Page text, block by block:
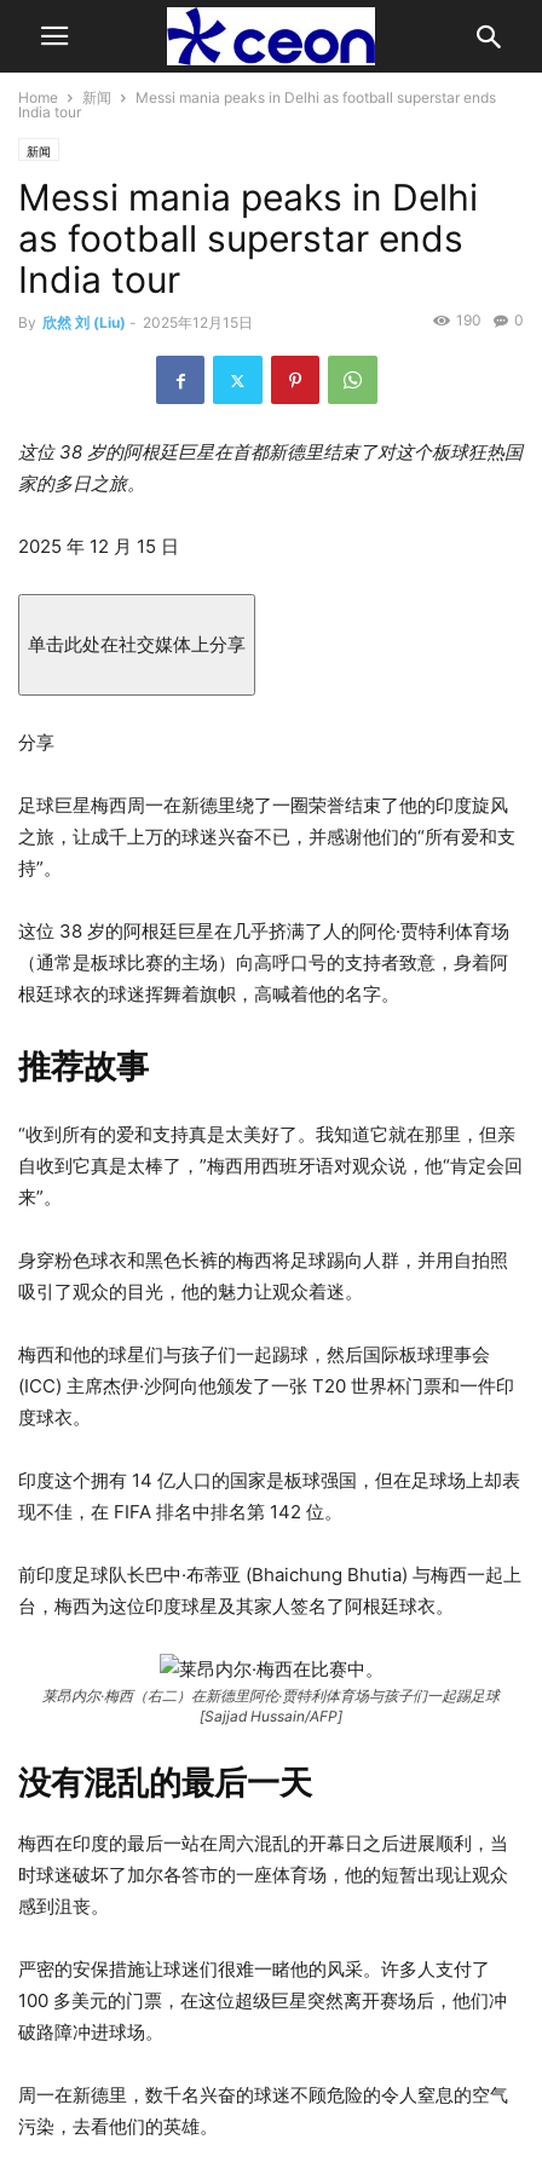
Home 新闻
Messi mania peaks in Delhi as football superstar ends
India tour
新闻
Messi mania peaks in Delhi
as football superstar ends
India tour
By 欣然 刘 (Liu) - 2025年12月15日 0
190
这位 38 岁的阿根廷巨星在首都新德里结束了对这个板球狂热国
家的多日之旅。
发
2025
12
月
日
2025 年 12 月 15 日
单击此处在社交媒体上分享
分享
足球巨星梅西周一在新德里绕了一圈荣誉结束了他的印度旋风
之旅，让成千上万的球迷兴奋不已，并感谢他们的“所有爱和支
持”。
这位 38 岁的阿根廷巨星在几乎挤满了人的阿伦·贾特利体育场
（通常是板球比赛的主场）向高呼口号的支持者致意，身着阿
根廷球衣的球迷挥舞着旗帜，高喊着他的名字。
推荐故事
4
项
清
列
表
末
“收到所有的爱和支持真是太美好了。我知道它就在那里，但亲
自收到它真是太棒了，”梅西用西班牙语对观众说，他“肯定会回
来”。
身穿粉色球衣和黑色长裤的梅西将足球踢向人群，并用自拍照
吸引了观众的目光，他的魅力让观众着迷。
梅西和他的球星们与孩子们一起踢球，然后国际板球理事会
(ICC) 主席杰伊·沙阿向他颁发了一张 T20 世界杯门票和一件印
度球衣。
印度这个拥有 14 亿人口的国家是板球强国，但在足球场上却表
现不佳，在 FIFA 排名中排名第 142 位。
前印度足球队长巴中·布蒂亚 (Bhaichung Bhutia) 与梅西一起上
台，梅西为这位印度球星及其家人签名了阿根廷球衣。
莱昂内尔·梅西（右二）在新德里阿伦·贾特利体育场与孩子们一起踢足球
[Sajjad Hussain/AFP]
没有混乱的最后一天
梅西在印度的最后一站在周六混乱的开幕日之后进展顺利，当
时球迷破坏了加尔各答市的一座体育场，他的短暂出现让观众
感到沮丧。
严密的安保措施让球迷们很难一睹他的风采。许多人支付了
100 多美元的门票，在这位超级巨星突然离开赛场后，他们冲
破路障冲进球场。
周一在新德里，数千名兴奋的球迷不顾危险的令人窒息的空气
污染，去看他们的英雄。